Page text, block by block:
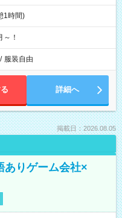
1時間)
！
/ 服装自由
詳細へ
掲載日：2026.08.05
ありゲーム会社×